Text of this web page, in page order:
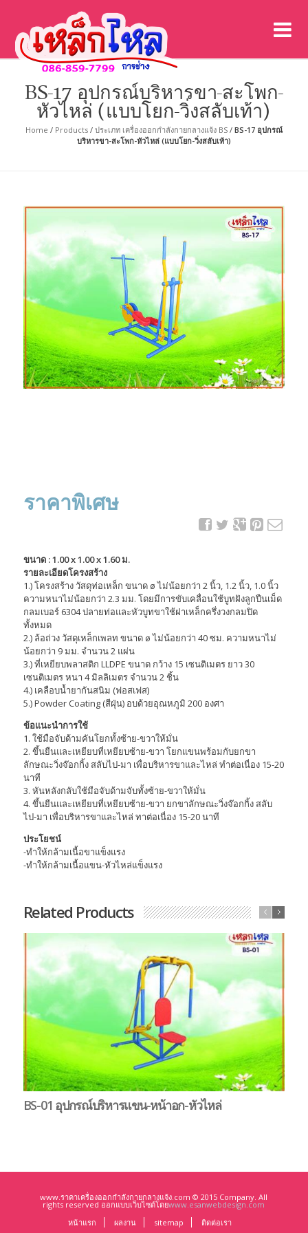
BS-17 อุปกรณ์บริหารขา-สะโพก-
หัวไหล่ (แบบโยก-วิ่งสลับเท้า)
Home / Products/ ประเภท เครื่องออกกำลังกายกลางแจ้ง BS/ BS-17 อุปกรณ์
บริหารขา-สะโพก-หัวไหล่ (แบบโยก-วิ่งสลับเท้า)
ราคาพิเศษ
ขนาด : 1.00 x 1.00 x 1.60 ม.
รายละเอียดโครงสร้าง
1.) โครงสร้าง วัสดุท่อเหล็ก ขนาด ø ไม่น้อยกว่า 2 นิ้ว, 1.2 นิ้ว, 1.0 นิ้ว
ความหนาไม่น้อยกว่า 2.3 มม. โดยมีการขับเคลื่อนใช้บูทฝังลูกปืนเม็ด
กลมเบอร์ 6304 ปลายท่อและหัวบูทขาใช้ฝาเหล็กครึ่งวงกลมปิด
ทั้งหมด
2.) ล้อถ่วง วัสดุเหล็กเพลท ขนาด ø ไม่น้อยกว่า 40 ซม. ความหนาไม่
น้อยกว่า 9 มม. จำนวน 2 แผ่น
3.) ที่เหยียบพลาสติก LLDPE ขนาด กว้าง 15 เซนติเมตร ยาว 30
เซนติเมตร หนา 4 มิลลิเมตร จำนวน 2 ชิ้น
4.) เคลือบน้ำยากันสนิม (ฟอสเฟส)
5.) Powder Coating (สีฝุ่น) อบด้วยอุณหภูมิ 200 องศา
ข้อแนะนำการใช้
1. ใช้มือจับด้ามคันโยกทั้งซ้าย-ขวาให้มั่น
2. ขึ้นยืนและเหยียบที่เหยียบซ้าย-ขวา โยกแขนพร้อมกับยกขา
ลักษณะวิ่งจ๊อกกิ้ง สลับไป-มา เพื่อบริหารขาและไหล่ ทำต่อเนื่อง 15-20
นาที
3. หันหลังกลับใช้มือจับด้ามจับทั้งซ้าย-ขวาให้มั่น
4. ขึ้นยืนและเหยียบที่เหยียบซ้าย-ขวา ยกขาลักษณะวิ่งจ๊อกกิ้ง สลับ
ไป-มา เพื่อบริหารขาและไหล่ ทาต่อเนื่อง 15-20 นาที
ประโยชน์
-ทำให้กล้ามเนื้อขาแข็งแรง
-ทำให้กล้ามเนื้อแขน-หัวไหล่แข็งแรง
Related Products
BS-01 อุปกรณ์บริหารแขน-หน้าอก-หัวไหล่
www.ราคาเครื่องออกกำลังกายกลางแจ้ง.com © 2015 Company. All
rights reserved ออกแบบเว็บไซต์โดยwww.esanwebdesign.com
หน้าแรก
ผลงาน sitemap ติดต่อเรา